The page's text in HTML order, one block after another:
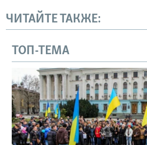
ЧИТАЙТЕ ТАКЖЕ:
ТОП-ТЕМА